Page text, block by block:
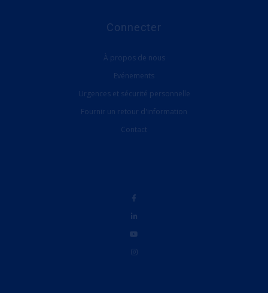
Connecter
À propos de nous
Evénements
Urgences et sécurité personnelle
Fournir un retour d'information
Contact